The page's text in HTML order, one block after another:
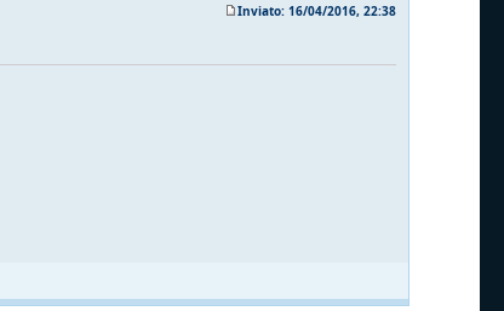
Inviato: 16/04/2016, 22:38